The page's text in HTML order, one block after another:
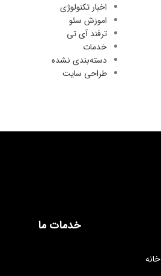
اخبار تکنولوژی
اموزش سئو
ترفند آی تی
خدمات
دسته‌بندی نشده
طراحی سایت
خدمات ما
خانه